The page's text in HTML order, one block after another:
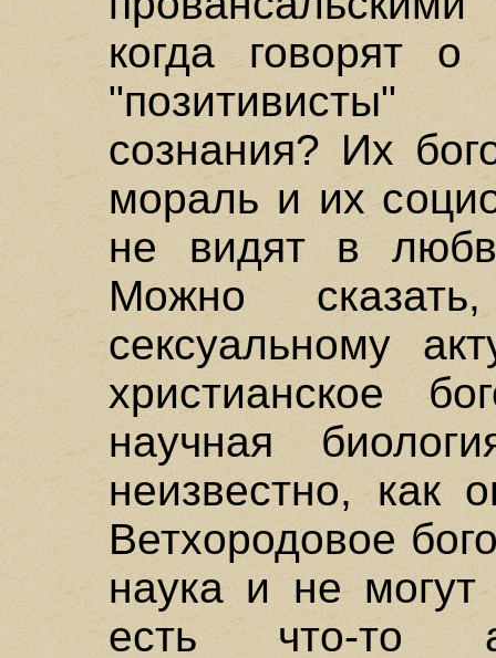
когда говорят
сознания? Их
мораль и их
не видят в
Можно
сексуальному
христианское
научная
неизвестно, как
Ветхородовое
наука и не
есть что-то